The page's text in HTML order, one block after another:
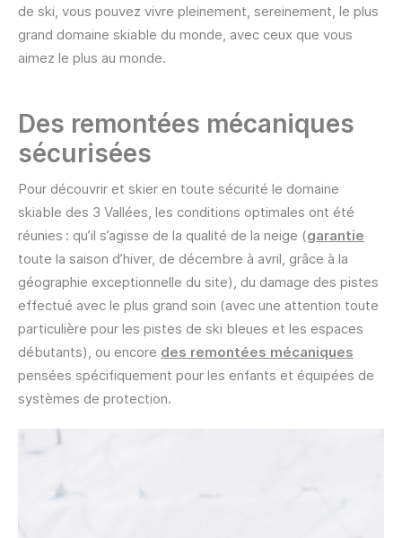
de ski, vous pouvez vivre pleinement, sereinement, le plus
grand domaine skiable du monde , avec ceux que vous
aimez le plus au monde.
Des remontées mécaniques
sécurisées
Pour découvrir et skier en toute sécurité le domaine
skiable des 3 Vallées, les conditions optimales ont été
réunies : qu’il s’agisse de la qualité de la neige (garantie
toute la saison d’hiver, de décembre à avril, grâce à la
géographie exceptionnelle du site), du damage des pistes
effectué avec le plus grand soin (avec une attention toute
particulière pour les pistes de ski bleues et les espaces
débutants), ou encore des remontées mécaniques
pensées spécifiquement pour les enfants et équipées de
systèmes de protection.